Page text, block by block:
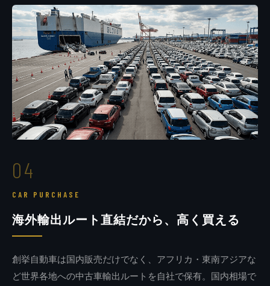
04
CAR PURCHASE
海外輸出ルート直結だから、高く買える
創挙自動車は国内販売だけでなく、アフリカ・東南アジアな
ど世界各地への中古車輸出ルートを自社で保有。国内相場で